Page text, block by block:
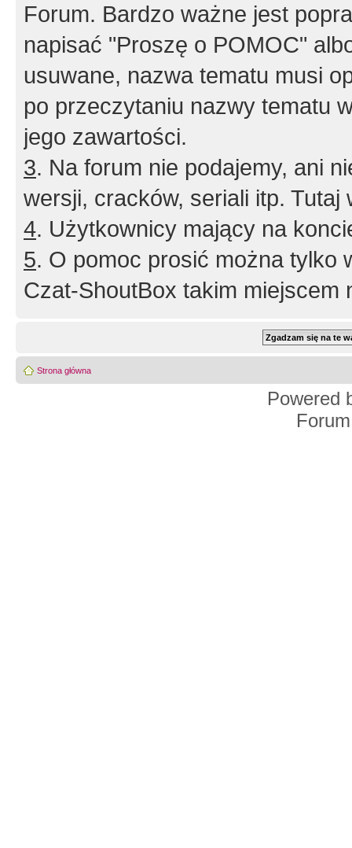
Forum. Bardzo ważne jest
napisać "Proszę o POMOC"
usuwane, nazwa tematu musi
po przeczytaniu nazwy tematu
jego zawartości.
3. Na forum nie podajemy, ani
wersji, cracków, seriali itp. Tutaj
4. Użytkownicy mający na
5. O pomoc prosić można tylko
Czat-ShoutBox takim miejscem
Strona główna
Powered